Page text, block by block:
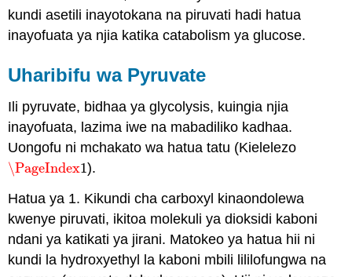
kundi asetili inayotokana na piruvati hadi hatua
inayofuata ya njia katika catabolism ya glucose.
Uharibifu wa Pyruvate
Ili pyruvate, bidhaa ya glycolysis, kuingia njia
inayofuata, lazima iwe na mabadiliko kadhaa.
Uongofu ni mchakato wa hatua tatu (Kielelezo
\PageIndex1
\PageIndex1).
Hatua ya 1. Kikundi cha carboxyl kinaondolewa
kwenye piruvati, ikitoa molekuli ya dioksidi kaboni
ndani ya katikati ya jirani. Matokeo ya hatua hii ni
kundi la hydroxyethyl la kaboni mbili lililofungwa na